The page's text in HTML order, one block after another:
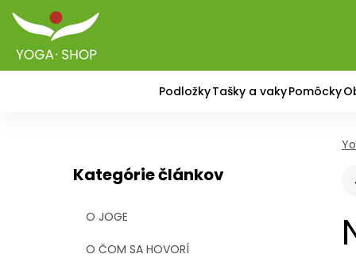
PodložkyTašky a vakyPomôcky
Kategórie článkov
O JOGE
O ČOM SA HOVORÍ